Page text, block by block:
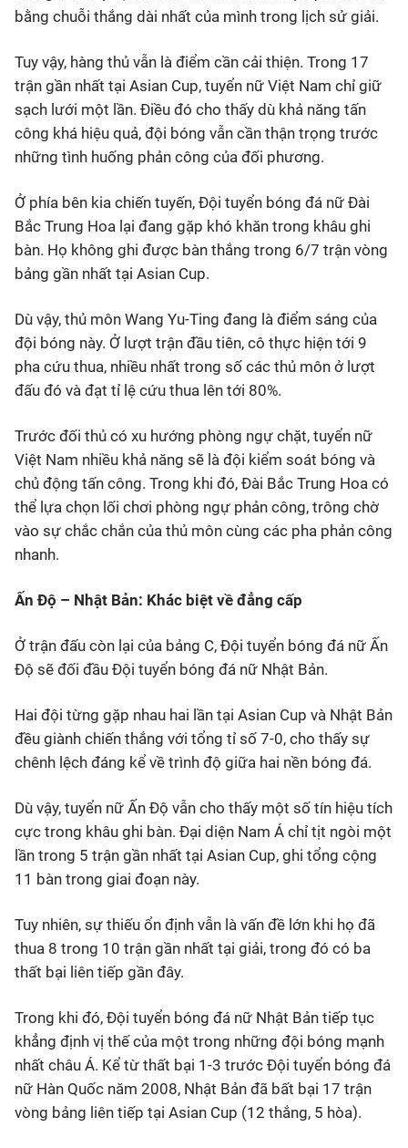
bằng chuỗi thắng dài nhất của mình trong lịch sử giải.
Tuy vậy, hàng thủ vẫn là điểm cần cải thiện. Trong 17
trận gần nhất tại Asian Cup, tuyển nữ Việt Nam chỉ giữ
sạch lưới một lần. Điều đó cho thấy dù khả năng tấn
công khá hiệu quả, đội bóng vẫn cần thận trọng trước
những tình huống phản công của đối phương.
Ở phía bên kia chiến tuyến, Đội tuyển bóng đá nữ Đài
Bắc Trung Hoa lại đang gặp khó khăn trong khâu ghi
bàn. Họ không ghi được bàn thắng trong 6/7 trận vòng
bảng gần nhất tại Asian Cup.
Dù vậy, thủ môn Wang Yu‑Ting đang là điểm sáng của
đội bóng này. Ở lượt trận đầu tiên, cô thực hiện tới 9
pha cứu thua, nhiều nhất trong số các thủ môn ở lượt
đấu đó và đạt tỉ lệ cứu thua lên tới 80%.
Trước đối thủ có xu hướng phòng ngự chặt, tuyển nữ
Việt Nam nhiều khả năng sẽ là đội kiểm soát bóng và
chủ động tấn công. Trong khi đó, Đài Bắc Trung Hoa có
thể lựa chọn lối chơi phòng ngự phản công, trông chờ
vào sự chắc chắn của thủ môn cùng các pha phản công
nhanh.
Ấn Độ – Nhật Bản: Khác biệt về đẳng cấp
Ở trận đấu còn lại của bảng C, Đội tuyển bóng đá nữ Ấn
Độ sẽ đối đầu Đội tuyển bóng đá nữ Nhật Bản.
Hai đội từng gặp nhau hai lần tại Asian Cup và Nhật Bản
đều giành chiến thắng với tổng tỉ số 7-0, cho thấy sự
chênh lệch đáng kể về trình độ giữa hai nền bóng đá.
Dù vậy, tuyển nữ Ấn Độ vẫn cho thấy một số tín hiệu tích
cực trong khâu ghi bàn. Đại diện Nam Á chỉ tịt ngòi một
lần trong 5 trận gần nhất tại Asian Cup, ghi tổng cộng
11 bàn trong giai đoạn này.
Tuy nhiên, sự thiếu ổn định vẫn là vấn đề lớn khi họ đã
thua 8 trong 10 trận gần nhất tại giải, trong đó có ba
thất bại liên tiếp gần đây.
Trong khi đó, Đội tuyển bóng đá nữ Nhật Bản tiếp tục
khẳng định vị thế của một trong những đội bóng mạnh
nhất châu Á. Kể từ thất bại 1-3 trước Đội tuyển bóng đá
nữ Hàn Quốc năm 2008, Nhật Bản đã bất bại 17 trận
vòng bảng liên tiếp tại Asian Cup (12 thắng, 5 hòa).